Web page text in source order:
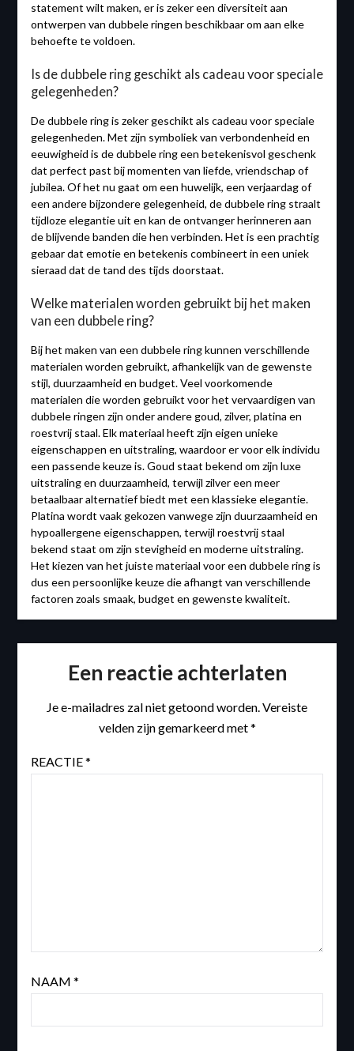
statement wilt maken, er is zeker een diversiteit aan
ontwerpen van dubbele ringen beschikbaar om aan elke
behoefte te voldoen.
Is de dubbele ring geschikt als cadeau voor speciale
gelegenheden?
De dubbele ring is zeker geschikt als cadeau voor speciale
gelegenheden. Met zijn symboliek van verbondenheid en
eeuwigheid is de dubbele ring een betekenisvol geschenk
dat perfect past bij momenten van liefde, vriendschap of
jubilea. Of het nu gaat om een huwelijk, een verjaardag of
een andere bijzondere gelegenheid, de dubbele ring straalt
tijdloze elegantie uit en kan de ontvanger herinneren aan
de blijvende banden die hen verbinden. Het is een prachtig
gebaar dat emotie en betekenis combineert in een uniek
sieraad dat de tand des tijds doorstaat.
Welke materialen worden gebruikt bij het maken
van een dubbele ring?
Bij het maken van een dubbele ring kunnen verschillende
materialen worden gebruikt, afhankelijk van de gewenste
stijl, duurzaamheid en budget. Veel voorkomende
materialen die worden gebruikt voor het vervaardigen van
dubbele ringen zijn onder andere goud, zilver, platina en
roestvrij staal. Elk materiaal heeft zijn eigen unieke
eigenschappen en uitstraling, waardoor er voor elk individu
een passende keuze is. Goud staat bekend om zijn luxe
uitstraling en duurzaamheid, terwijl zilver een meer
betaalbaar alternatief biedt met een klassieke elegantie.
Platina wordt vaak gekozen vanwege zijn duurzaamheid en
hypoallergene eigenschappen, terwijl roestvrij staal
bekend staat om zijn stevigheid en moderne uitstraling.
Het kiezen van het juiste materiaal voor een dubbele ring is
dus een persoonlijke keuze die afhangt van verschillende
factoren zoals smaak, budget en gewenste kwaliteit.
Een reactie achterlaten
Je e-mailadres zal niet getoond worden.Vereiste
velden zijn gemarkeerd met*
REACTIE*
NAAM *